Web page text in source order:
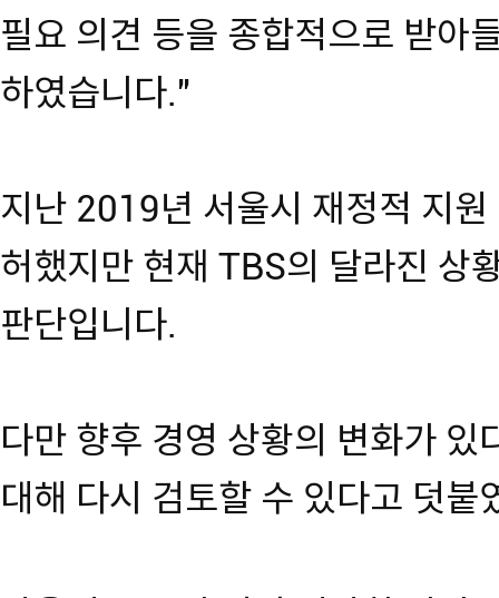
필요 의견 등을 종합적으로 받아
하였습니다."
지난 2019년 서울시 재정적 지
허했지만 현재 TBS의 달라진 상
판단입니다.
다만 향후 경영 상황의 변화가 있
대해 다시 검토할 수 있다고 덧붙